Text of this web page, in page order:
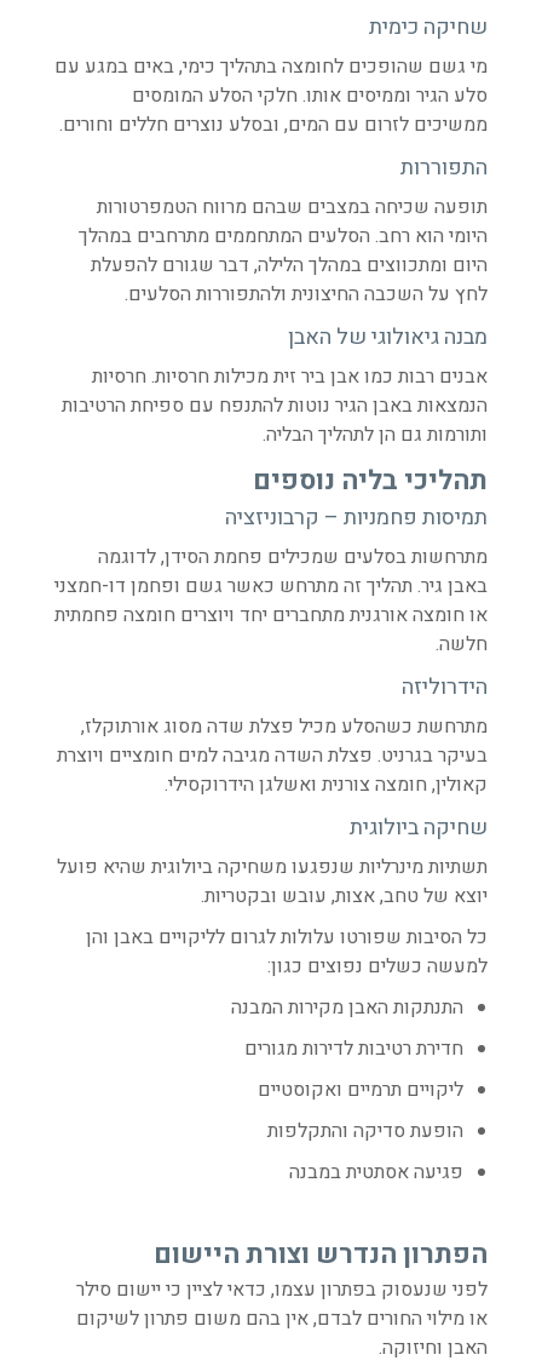
שחיקה כימית
מי גשם שהופכים לחומצה בתהליך כימי, באים במגע עם
סלע הגיר וממיסים אותו. חלקי הסלע המומסים
ממשיכים לזרום עם המים, ובסלע נוצרים חללים וחורים.
התפוררות
תופעה שכיחה במצבים שבהם מרווח הטמפרטורות
היומי הוא רחב. הסלעים המתחממים מתרחבים במהלך
היום ומתכווצים במהלך הלילה, דבר שגורם להפעלת
לחץ על השכבה החיצונית ולהתפוררות הסלעים.
מבנה גיאולוגי של האבן
אבנים רבות כמו אבן ביר זית מכילות חרסיות. חרסיות
הנמצאות באבן הגיר נוטות להתנפח עם ספיחת הרטיבות
ותורמות גם הן לתהליך הבליה.
תהליכי בליה נוספים
תמיסות פחמניות – קרבוניזציה
מתרחשות בסלעים שמכילים פחמת הסידן, לדוגמה
באבן גיר. תהליך זה מתרחש כאשר גשם ופחמן דו-חמצני
או חומצה אורגנית מתחברים יחד ויוצרים חומצה פחמתית
חלשה.
הידרוליזה
מתרחשת כשהסלע מכיל פצלת שדה מסוג אורתוקלז,
בעיקר בגרניט. פצלת השדה מגיבה למים חומציים ויוצרת
קאולין, חומצה צורנית ואשלגן הידרוקסילי.
שחיקה ביולוגית
תשתיות מינרליות שנפגעו משחיקה ביולוגית שהיא פועל
יוצא של טחב, אצות, עובש ובקטריות.
כל הסיבות שפורטו עלולות לגרום לליקויים באבן והן
למעשה כשלים נפוצים כגון:
התנתקות האבן מקירות המבנה
חדירת רטיבות לדירות מגורים
ליקויים תרמיים ואקוסטיים
הופעת סדיקה והתקלפות
פגיעה אסתטית במבנה
הפתרון הנדרש וצורת היישום
לפני שנעסוק בפתרון עצמו, כדאי לציין כי יישום סילר
או מילוי החורים לבדם, אין בהם משום פתרון לשיקום
האבן וחיזוקה.